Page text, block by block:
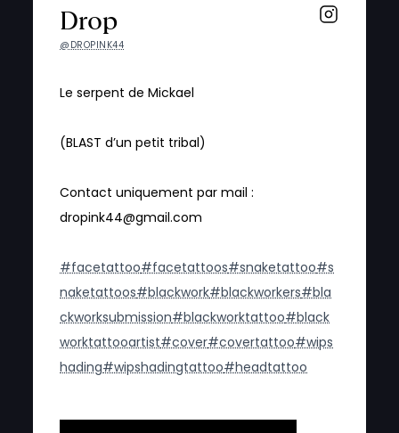
Drop
@DROPINK44
Le serpent de Mickael
(BLAST d’un petit tribal)
Contact uniquement par mail :
dropink44@gmail.com
#facetattoo#facetattoos#snaketattoo#s
naketattoos#blackwork#blackworkers#bla
ckworksubmission#blackworktattoo#black
worktattooartist#cover#covertattoo#wips
hading#wipshadingtattoo#headtattoo